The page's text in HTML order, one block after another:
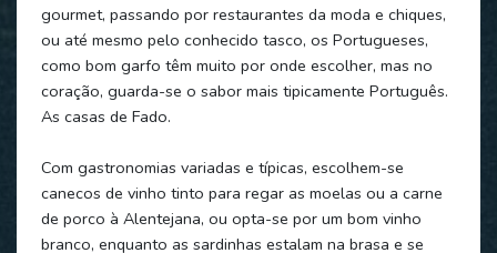
gourmet, passando por restaurantes da moda e chiques,
ou até mesmo pelo conhecido tasco, os Portugueses,
como bom garfo têm muito por onde escolher, mas no
coração, guarda-se o sabor mais tipicamente Português.
As casas de Fado.
Com gastronomias variadas e típicas, escolhem-se
canecos de vinho tinto para regar as moelas ou a carne
de porco à Alentejana, ou opta-se por um bom vinho
branco, enquanto as sardinhas estalam na brasa e se